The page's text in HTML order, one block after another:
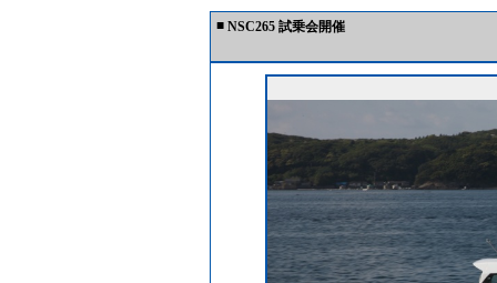
■ NSC265 試乗会開催